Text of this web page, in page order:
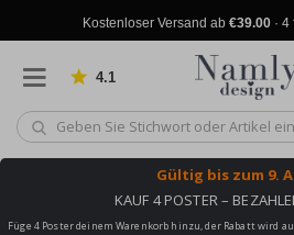
Kostenloser Versand ab €39.00· 4
4.1 von 1019 Bewertungen
Gültig bis zum 9.
KAUF 4 POSTER –
Füge 4 Poster deinem Warenkorb hinzu, der Rabatt wird